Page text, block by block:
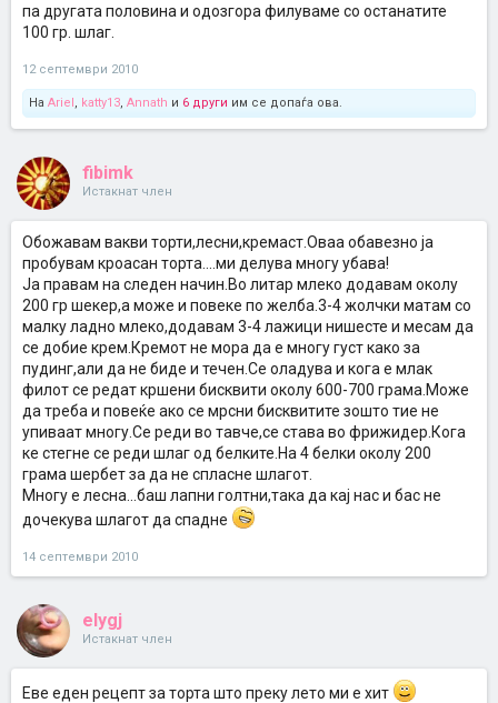
па другата половина и одозгора филуваме со останатите
100 гр. шлаг.
12 септември 2010
На Ariel, katty13, Annath и 6 други им се допаѓа ова.
fibimk
Истакнат член
Обожавам вакви торти,лесни,кремаст.Оваа обавезно ја
пробувам кроасан торта....ми делува многу убава!
Ја правам на следен начин.Во литар млеко додавам околу
200 гр шекер,а може и повеке по желба.3-4 жолчки матам со
малку ладно млеко,додавам 3-4 лажици нишесте и месам да
се добие крем.Кремот не мора да е многу густ како за
пудинг,али да не биде и течен.Се оладува и кога е млак
филот се редат кршени бисквити околу 600-700 грама.Може
да треба и повеќе ако се мрсни бисквитите зошто тие не
упиваат многу.Се реди во тавче,се става во фрижидер.Кога
ке стегне се реди шлаг од белките.На 4 белки околу 200
грама шербет за да не спласне шлагот.
Многу е лесна...баш лапни голтни,така да кај нас и бас не
дочекува шлагот да спадне
14 септември 2010
elygj
Истакнат член
Еве еден рецепт за торта што преку лето ми е хит